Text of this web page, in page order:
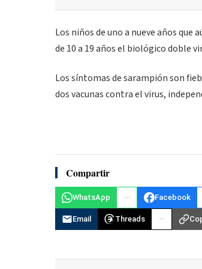
Los niños de uno a nueve años
de 10 a 19 años el biológico doble
Los síntomas de sarampión son
dos vacunas contra el virus,
Compartir
WhatsApp Facebook
Email Threads